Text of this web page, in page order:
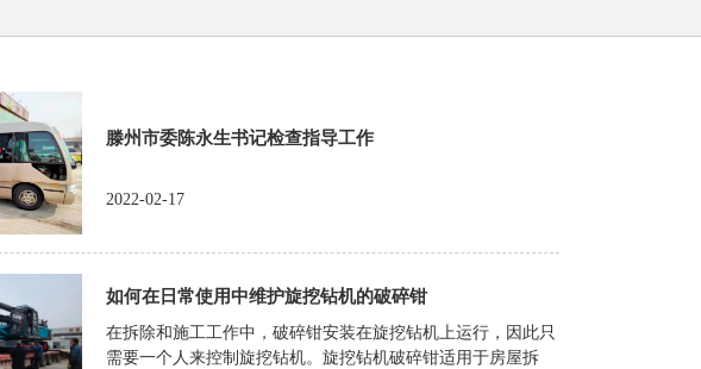
滕州市委陈永生书记检查指导工作
2022-02-17
如何在日常使用中维护旋挖钻机的破碎钳
在拆除和施工工作中，破碎钳安装在旋挖钻机上运行，因此只
需要一个人来控制旋挖钻机。旋挖钻机破碎钳适用于房屋拆